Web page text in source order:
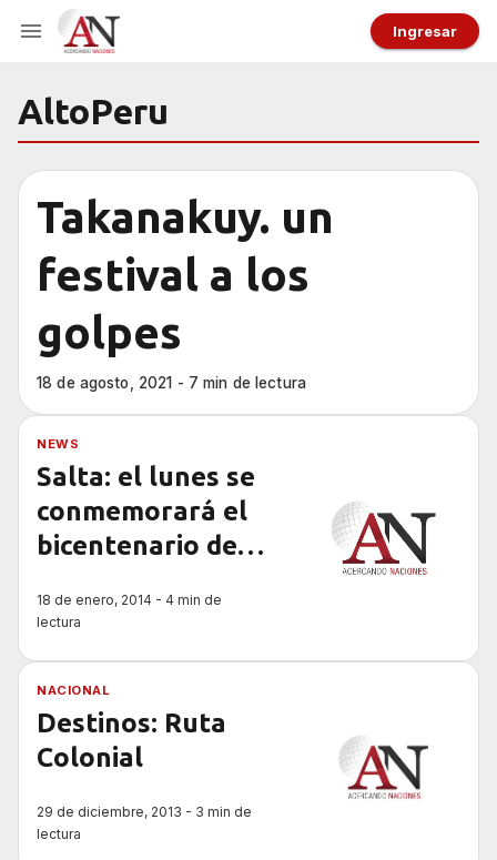
Ingresar
AltoPeru
Takanakuy. un
festival a los
golpes
18 de agosto, 2021 - 7 min de lectura
NEWS
Salta: el lunes se
conmemorará el
bicentenario del
San Martín y
18 de enero, 2014 - 4 min de
lectura
NACIONAL
Destinos: Ruta
Colonial
29 de diciembre, 2013 - 3 min de
lectura